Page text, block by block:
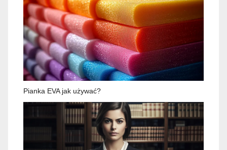
Pianka EVA jak używać?